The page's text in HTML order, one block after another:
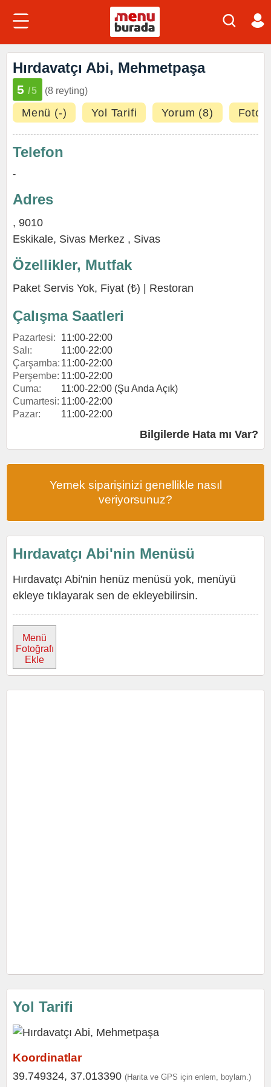
Hırdavatçı Abi, Mehmetpaşa
5 /5 (8 reyting)
Menü (-) Yol Tarifi Yorum (8)
Telefon
-
Adres
, 9010
Eskikale, Sivas Merkez , Sivas
Özellikler, Mutfak
Paket Servis Yok, Fiyat (₺) | Restoran
Çalışma Saatleri
Pazartesi:
11:00-22:00
Salı:
11:00-22:00
Çarşamba: 11:00-22:00
Perşembe: 11:00-22:00
Cuma:
11:00-22:00 (Şu Anda Açık)
Cumartesi: 11:00-22:00
Pazar:
11:00-22:00
Bilgilerde Hata mı Var?
Yemek siparişinizi genellikle nasıl
veriyorsunuz?
Hırdavatçı Abi'nin Menüsü
Hırdavatçı Abi'nin henüz menüsü yok, menüyü
ekleye tıklayarak sen de ekleyebilirsin.
Menü
Fotoğrafı
Ekle
Yol Tarifi
Koordinatlar
39.749324, 37.013390 (Harita ve GPS için enlem, boylam.)